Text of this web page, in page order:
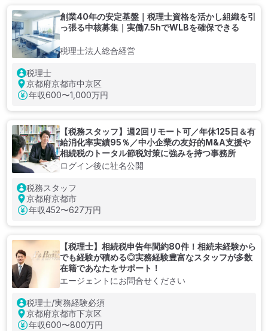
創業40年の安定基盤｜税理士資格を活かし組織を引
っ張る中核募集｜実働7.5hでWLBを確保できる
税理士法人総合経営
税理士
京都府京都市中京区
年収600〜1,000万円
【税務スタッフ】週2回リモート可／年休125日＆有
給消化率実績95％／中小企業の友好的M&A支援や
相続税のトータル節税対策に強みを持つ事務所
ログイン後に社名公開
税務スタッフ
京都府京都市
年収452〜627万円
【税理士】相続税申告年間約80件！相続未経験から
でも経験が積める◎実務経験豊富なスタッフが多数
在籍であなたをサポート！
エージェントにお問合せください
税理士/実務経験必須
京都府京都市下京区
年収600〜800万円